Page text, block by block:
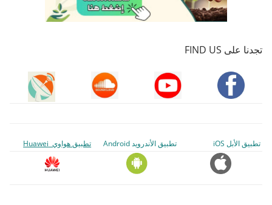
تجدنا على FIND US
تطبيق الأبل iOS تطبيق الأندرويد Android تطبيق هواوي Huawei